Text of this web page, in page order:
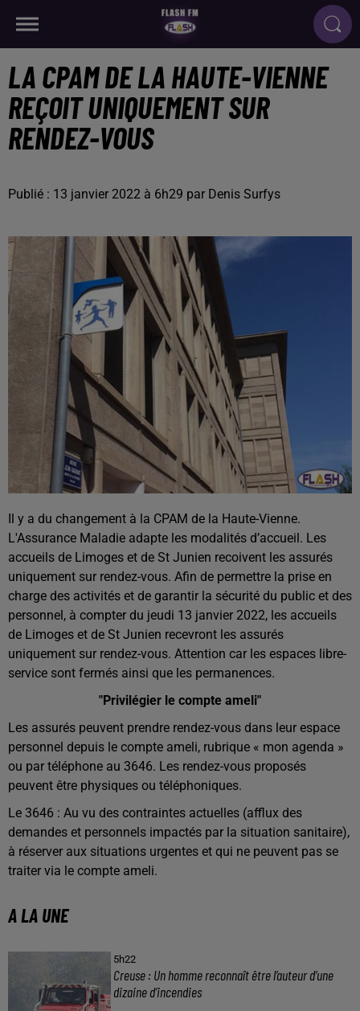
LA CPAM DE LA HAUTE-VIENNE
REÇOIT UNIQUEMENT SUR
RENDEZ-VOUS
Publié : 13 janvier 2022 à 6h29 par Denis Surfys
Il y a du changement à la CPAM de la Haute-Vienne.
L'Assurance Maladie adapte les modalités d’accueil. Les
accueils de Limoges et de St Junien recoivent les assurés
uniquement sur rendez-vous. Afin de permettre la prise en
charge des activités et de garantir la sécurité du public et des
personnel, à compter du jeudi 13 janvier 2022, les accueils
de Limoges et de St Junien recevront les assurés
uniquement sur rendez-vous. Attention car les espaces libre-
service sont fermés ainsi que les permanences.
"Privilégier le compte ameli"
Les assurés peuvent prendre rendez-vous dans leur espace
personnel depuis le compte ameli, rubrique « mon agenda »
ou par téléphone au 3646. Les rendez-vous proposés
peuvent être physiques ou téléphoniques.
Le 3646 : Au vu des contraintes actuelles (afflux des
demandes et personnels impactés par la situation sanitaire),
à réserver aux situations urgentes et qui ne peuvent pas se
traiter via le compte ameli.
A LA UNE
5h22
Creuse : Un homme reconnaît être l’auteur d’une
dizaine d’incendies